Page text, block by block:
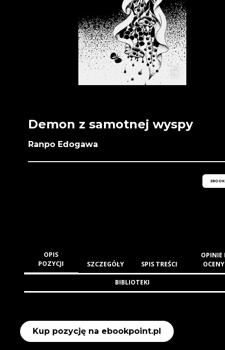
Demon z samotnej wyspy
Ranpo Edogawa
EBOOK
OPIS
POZYCJI
SZCZEGÓŁY SPIS TREŚCI
OPINIE
OCENY
BIBLIOTEKI
Kup pozycję na ebookpoint.pl